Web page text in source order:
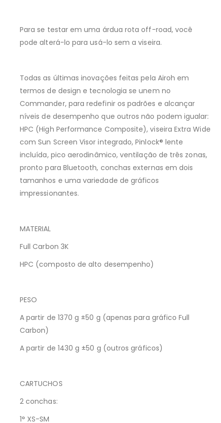
Para se testar em uma árdua rota off-road, você
pode alterá-lo para usá-lo sem a viseira.
Todas as últimas inovações feitas pela Airoh em
termos de design e tecnologia se unem no
Commander, para redefinir os padrões e alcançar
níveis de desempenho que outros não podem igualar:
HPC (High Performance Composite), viseira Extra Wide
com Sun Screen Visor integrado, Pinlock® lente
incluída, pico aerodinâmico, ventilação de três zonas,
pronto para Bluetooth, conchas externas em dois
tamanhos e uma variedade de gráficos
impressionantes.
MATERIAL
Full Carbon 3K
HPC (composto de alto desempenho)
PESO
A partir de 1370 g ±50 g (apenas para gráfico Full
Carbon)
A partir de 1430 g ±50 g (outros gráficos)
CARTUCHOS
2 conchas:
1° XS-SM